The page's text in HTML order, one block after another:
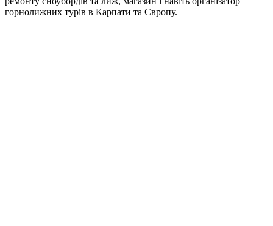
горнолижних турів в Карпати та Європу.